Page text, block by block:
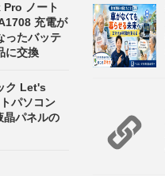
ノート
充電が
ったバッテ
に交換
ク Let's
パソコン
晶パネルの